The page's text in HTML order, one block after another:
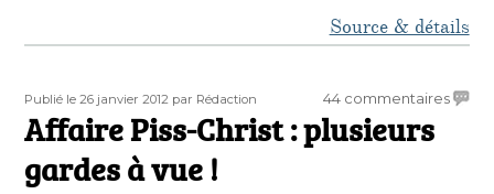
Source & détails
Publié
le
Publié le 26 janvier 2012 Auteur
par Rédaction 44 commentairessur
Affaire Piss-Christ : plusieurs
gardes à vue !